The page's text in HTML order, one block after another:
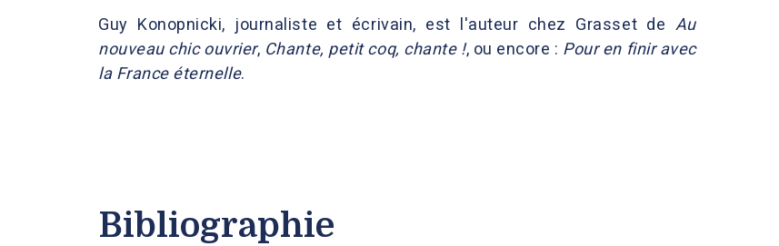
Guy Konopnicki, journaliste et écrivain, est l'auteur chez Grasset de Au
nouveau chic ouvrier, Chante, petit coq, chante !, ou encore : Pour en finir avec
la France éternelle.
Bibliographie